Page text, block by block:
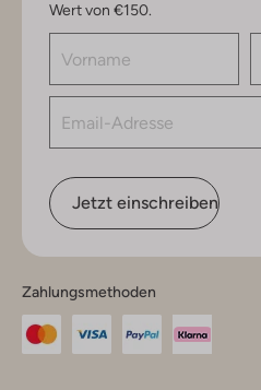
Wert von €150.
Jetzt einschreiben
Zahlungsmethoden